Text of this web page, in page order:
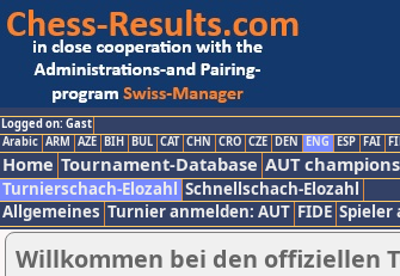
Logged on: Gast
Arabic ARM AZE BIH BUL CAT CHN CRO CZE DEN ENG ESP FAI
Home Tournament-Database AUT
Turnierschach-Elozahl Schnellschach-Elozahl
Allgemeines Turnier anmelden: AUT FIDE Spieler
Willkommen bei den offiziellen